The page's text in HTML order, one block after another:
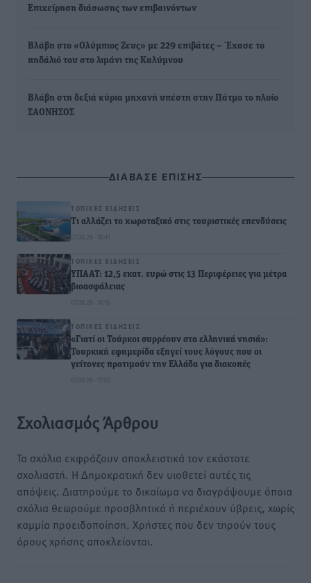
Επιχείρηση διάσωσης των επιβαινόντων
Βλάβη στο «Ολύμπιος Ζευς» με 229 επιβάτες – Έχασε το
πηδάλιό του στο λιμάνι της Καλύμνου
Βλάβη στη δεξιά κύρια μηχανή υπέστη στην Πάτμο το πλοίο
ΣΑΟΝΗΣΟΣ
ΔΙΑΒΑΣΕ ΕΠΙΣΗΣ
ΤΟΠΙΚΈΣ ΕΙΔΉΣΕΙΣ
Τι αλλάζει το χωροταξικό στις τουριστικές επενδύσεις
07.08.26 · 18:41
ΤΟΠΙΚΈΣ ΕΙΔΉΣΕΙΣ
ΥΠΑΑΤ: 12,5 εκατ. ευρώ στις 13 Περιφέρειες για μέτρα
βιοασφάλειας
07.08.26 · 18:19
ΤΟΠΙΚΈΣ ΕΙΔΉΣΕΙΣ
«Γιατί οι Τούρκοι συρρέουν στα ελληνικά νησιά»:
Τουρκική εφημερίδα εξηγεί τους λόγους που οι
γείτονες προτιμούν την Ελλάδα για διακοπές
07.08.26 · 17:55
Σχολιασμός Άρθρου
Τα σχόλια εκφράζουν αποκλειστικά τον εκάστοτε
σχολιαστή. Η Δημοκρατική δεν υιοθετεί αυτές τις
απόψεις. Διατηρούμε το δικαίωμα να διαγράψουμε όποια
σχόλια θεωρούμε προσβλητικά ή περιέχουν ύβρεις, χωρίς
καμμία προειδοποίηση. Χρήστες που δεν τηρούν τους
όρους χρήσης αποκλείονται.